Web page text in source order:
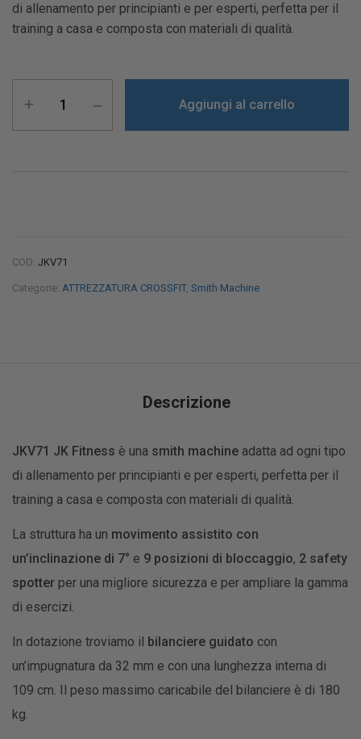
di allenamento per principianti e per esperti, perfetta per il
training a casa e composta con materiali di qualità.
Aggiungi al carrello
COD: JKV71
Categorie: ATTREZZATURA CROSSFIT, Smith Machine
Descrizione
JKV71 JK Fitness è una smith machine adatta ad ogni tipo
di allenamento per principianti e per esperti, perfetta per il
training a casa e composta con materiali di qualità.
La struttura ha un movimento assistito con
un’inclinazione di 7° e 9 posizioni di bloccaggio, 2 safety
spotter per una migliore sicurezza e per ampliare la gamma
di esercizi.
In dotazione troviamo il bilanciere guidato con
un’impugnatura da 32 mm e con una lunghezza interna di
109 cm. Il peso massimo caricabile del bilanciere è di 180
kg.